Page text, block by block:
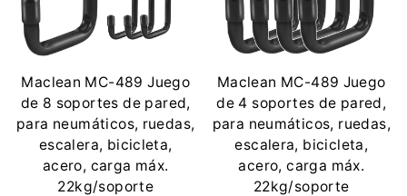
Maclean MC-489 Juego
de 8 soportes de pared,
para neumáticos, ruedas,
escalera, bicicleta,
acero, carga máx.
22kg/soporte
Maclean MC-489 Juego
de 4 soportes de pared,
para neumáticos, ruedas,
escalera, bicicleta,
acero, carga máx.
22kg/soporte